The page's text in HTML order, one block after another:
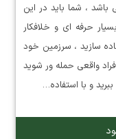
، شما باید در این
حرفه ای و خلافکار
سازید ، سرزمین خود
واقعی حمله ور شوید
و با استفاده…